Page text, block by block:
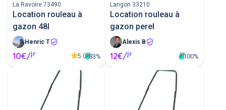
La Ravoire 73490
Location rouleau à
gazon 48l
Henric T
10€/jr 5.0 83%
Langon 33210
Location rouleau à
gazon perel
Alexis B
12€/jr 100%